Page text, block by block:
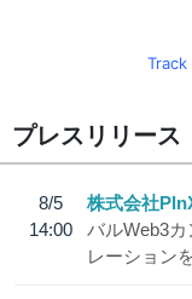
プレスリリース
8/5
14:00
株式会社
バルWeb3
レーション